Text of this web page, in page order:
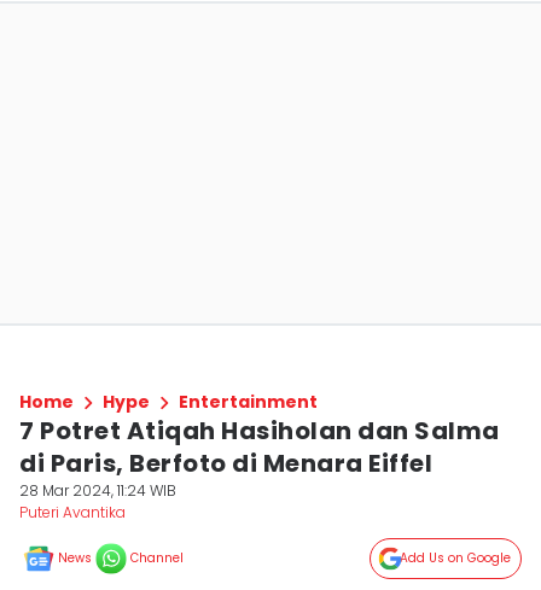
Home Hype Entertainment
7 Potret Atiqah Hasiholan dan Salma
di Paris, Berfoto di Menara Eiffel
28 Mar 2024, 11:24 WIB
Puteri Avantika
News Channel Add Us on Google